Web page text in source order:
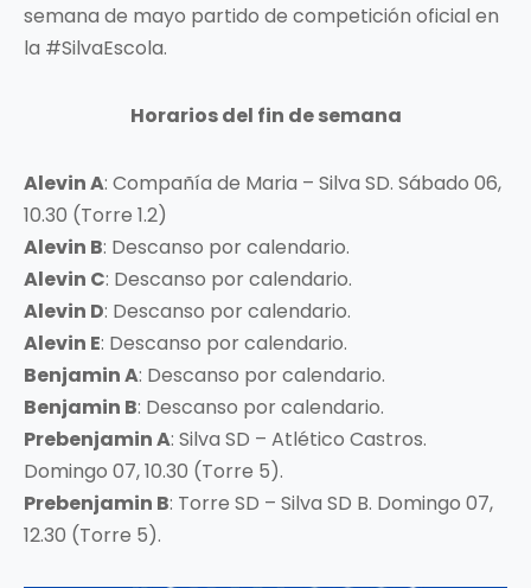
semana de mayo partido de competición oficial en
la #SilvaEscola.
Horarios del fin de semana
Alevin A: Compañía de Maria – Silva SD. Sábado 06,
10.30 (Torre 1.2)
Alevin B: Descanso por calendario.
Alevin C: Descanso por calendario.
Alevin D: Descanso por calendario.
Alevin E: Descanso por calendario.
Benjamin A: Descanso por calendario.
Benjamin B: Descanso por calendario.
Prebenjamin A: Silva SD – Atlético Castros.
Domingo 07, 10.30 (Torre 5).
Prebenjamin B: Torre SD – Silva SD B. Domingo 07,
12.30 (Torre 5).